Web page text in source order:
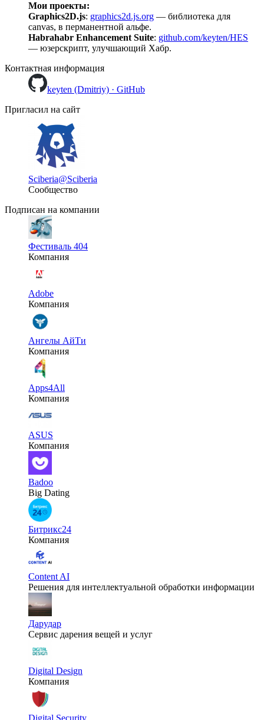
Мои проекты:
Graphics2D.js: graphics2d.js.org — библиотека для
canvas, в перманентной альфе.
Habrahabr Enhancement Suite: github.com/keyten/HES
— юзерскрипт, улучшающий Хабр.
Контактная информация
keyten (Dmitriy) · GitHub
Пригласил на сайт
Sciberia@Sciberia
Сообщество
Подписан на компании
Фестиваль 404
Компания
Adobe
Компания
Ангелы АйТи
Компания
Apps4All
Компания
ASUS
Компания
Badoo
Big Dating
Битрикс24
Компания
Content AI
Решения для интеллектуальной обработки информации
Дарудар
Сервис дарения вещей и услуг
Digital Design
Компания
Digital Security